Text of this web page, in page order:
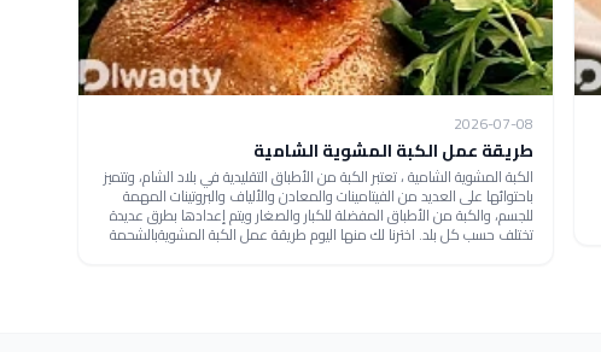
2026-07-08
طريقة عمل الكبة المشوية الشامية
الكبة المشوية الشامية ، تعتبر الكبة من الأطباق التقليدية في بلاد الشام، وتتميز
باحتوائها على العديد من الفيتامينات والمعادن والألياف والبروتينات المهمة
للجسم، والكبة من الأطباق المفضلة للكبار والصغار ويتم إعدادها بطرق عديدة
تختلف حسب كل بلد. اخترنا لك منها اليوم طريقة عمل الكبة المشويةبالشحمة